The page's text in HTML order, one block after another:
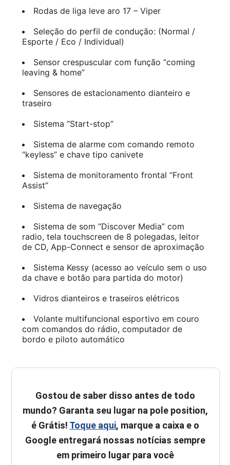
Rodas de liga leve aro 17 – Viper
Seleção do perfil de condução: (Normal /
Esporte / Eco / Individual)
Sensor crespuscular com função “coming
leaving & home”
Sensores de estacionamento dianteiro e
traseiro
Sistema “Start-stop”
Sistema de alarme com comando remoto
“keyless” e chave tipo canivete
Sistema de monitoramento frontal “Front
Assist”
Sistema de navegação
Sistema de som “Discover Media” com
radio, tela touchscreen de 8 polegadas, leitor
de CD, App-Connect e sensor de aproximação
Sistema Kessy (acesso ao veículo sem o uso
da chave e botão para partida do motor)
Vidros dianteiros e traseiros elétricos
Volante multifuncional esportivo em couro
com comandos do rádio, computador de
bordo e piloto automático
Gostou de saber disso antes de todo
mundo? Garanta seu lugar na pole position,
é Grátis! Toque aqui, marque a caixa e o
Google entregará nossas notícias sempre
em primeiro lugar para você